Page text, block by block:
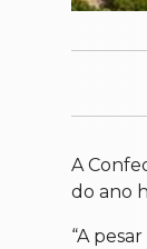
A
do ano
“A